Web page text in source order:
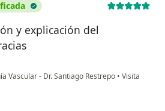
y explicación del
Vascular - Dr. Santiago Restrepo • Visita